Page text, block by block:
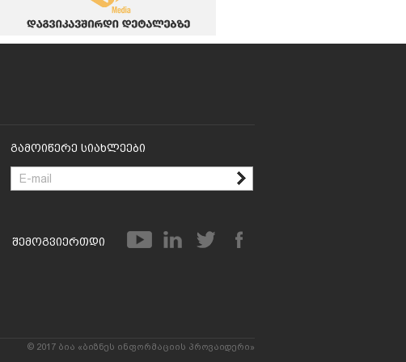
Გამოიწერე Სიახლეები
Შემოგვიერთდი
© 2017 ბია «ბიზნეს ინფორმაციის პროვაიდერი»